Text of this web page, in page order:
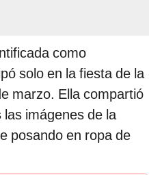
como
solo en la fiesta de la
marzo. Ella compartió
las imágenes de la
posando en ropa de